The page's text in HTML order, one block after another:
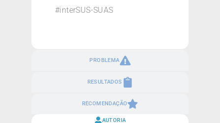
PROBLEMA
RESULTADOS
RECOMENDAÇÃO
#interSUS-SUAS
AUTORIA